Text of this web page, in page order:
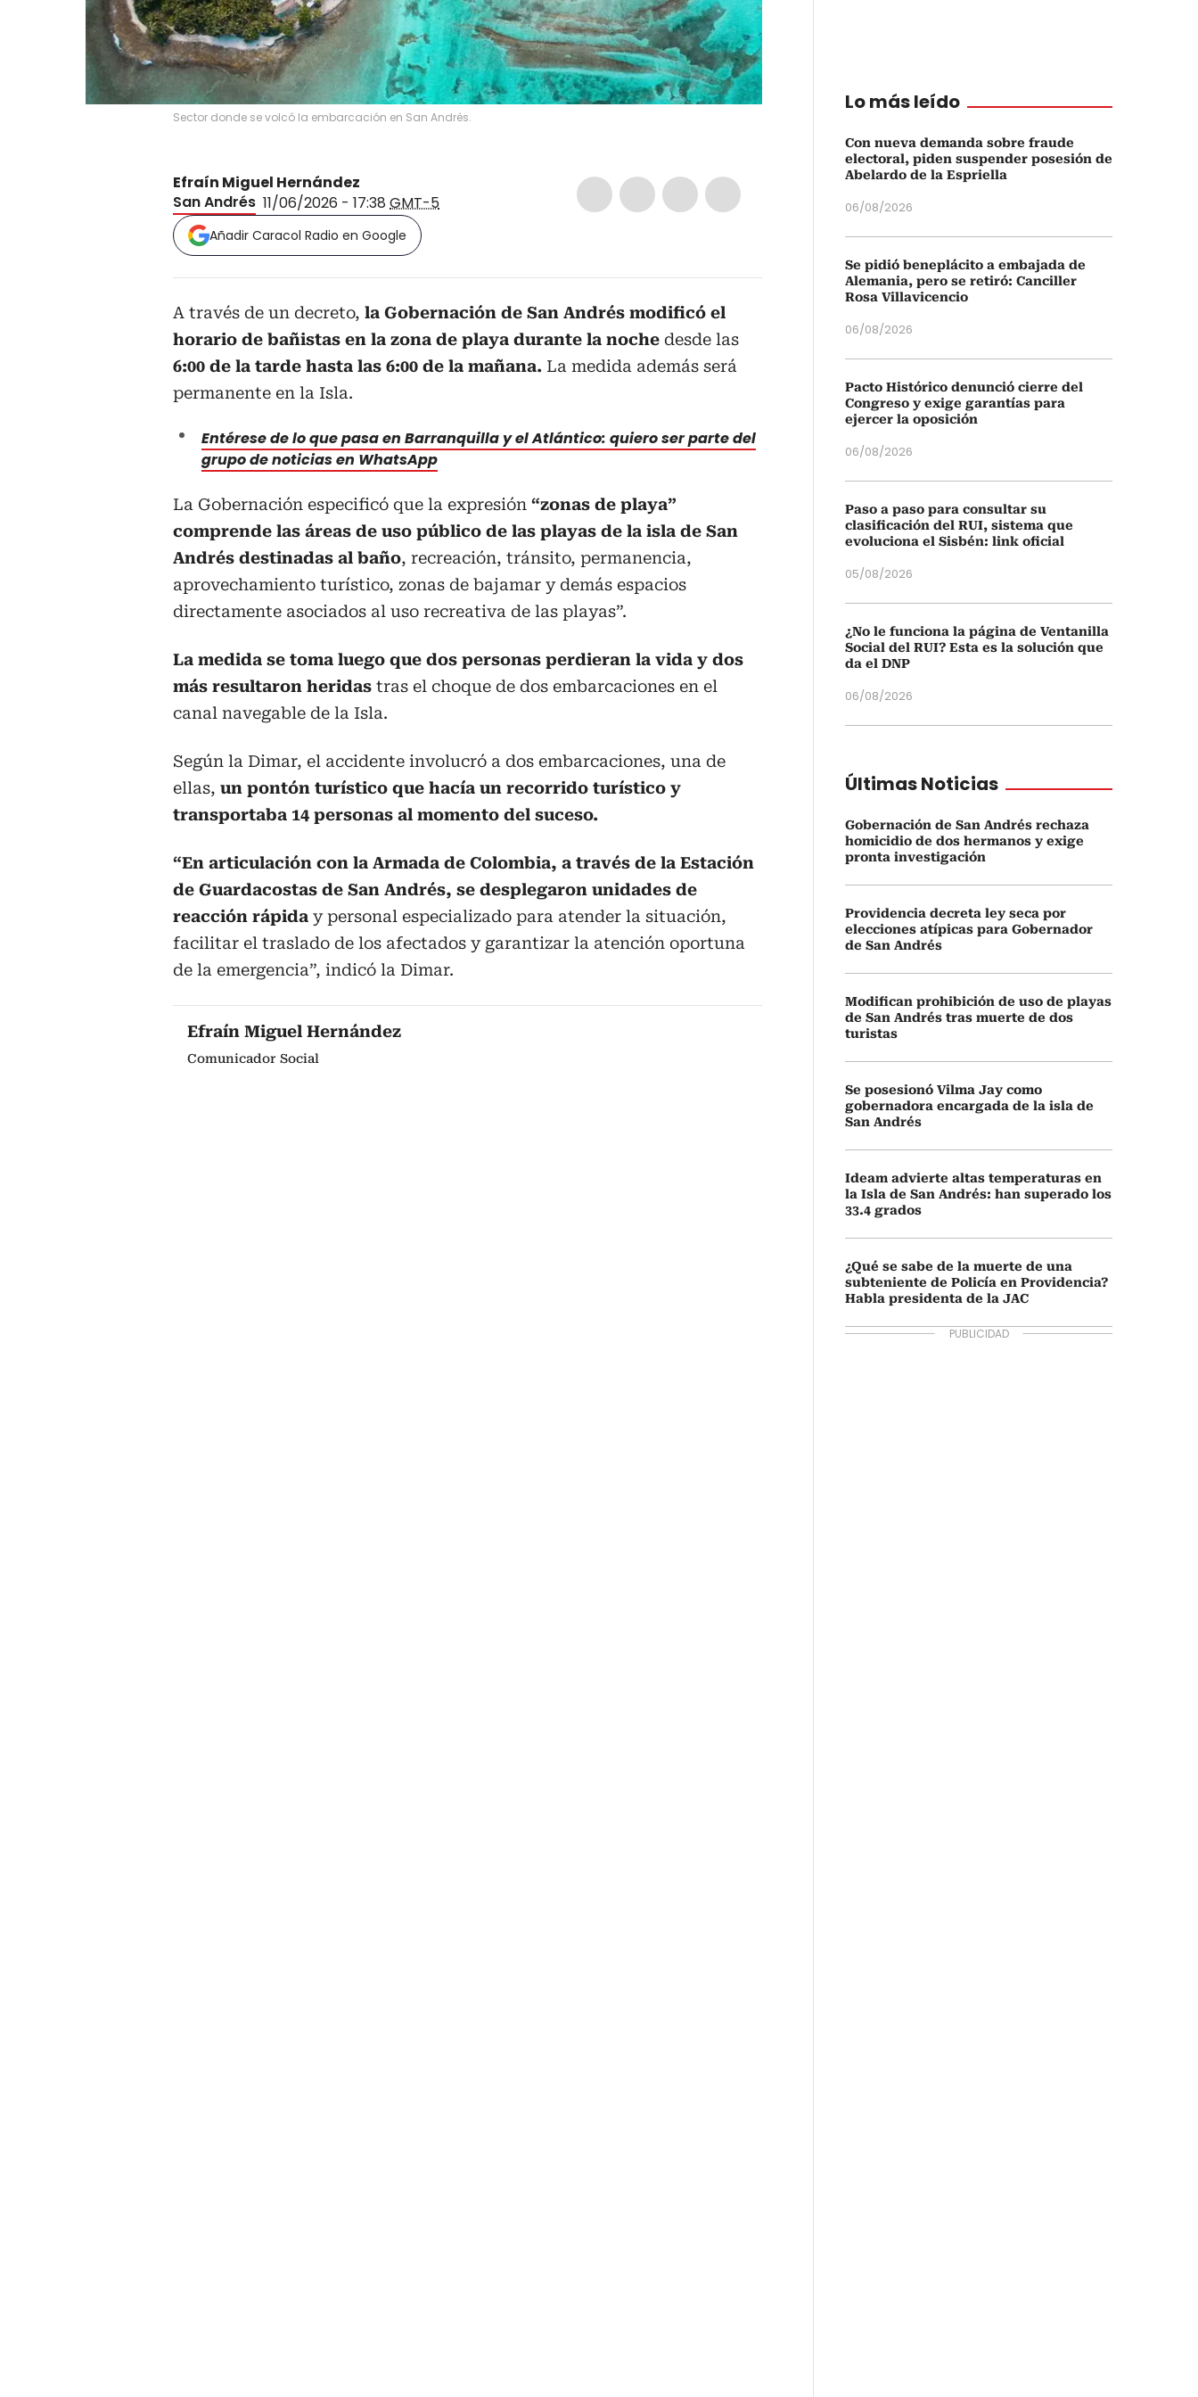
Sector donde se volcó la embarcación en San Andrés.
Efraín Miguel Hernández
San Andrés 11/06/2026 - 17:38 GMT-5
Añadir Caracol Radio en Google
A través de un decreto, la Gobernación de San Andrés modificó el
horario de bañistas en la zona de playa durante la noche desde las
6:00 de la tarde hasta las 6:00 de la mañana. La medida además será
permanente en la Isla.
Entérese de lo que pasa en Barranquilla y el Atlántico: quiero ser parte del
grupo de noticias en WhatsApp
La Gobernación especificó que la expresión “zonas de playa”
comprende las áreas de uso público de las playas de la isla de San
Andrés destinadas al baño, recreación, tránsito, permanencia,
aprovechamiento turístico, zonas de bajamar y demás espacios
directamente asociados al uso recreativa de las playas”.
La medida se toma luego que dos personas perdieran la vida y dos
más resultaron heridas tras el choque de dos embarcaciones en el
canal navegable de la Isla.
Según la Dimar, el accidente involucró a dos embarcaciones, una de
ellas, un pontón turístico que hacía un recorrido turístico y
transportaba 14 personas al momento del suceso.
“En articulación con la Armada de Colombia, a través de la Estación
de Guardacostas de San Andrés, se desplegaron unidades de
reacción rápida y personal especializado para atender la situación,
facilitar el traslado de los afectados y garantizar la atención oportuna
de la emergencia”, indicó la Dimar.
Efraín Miguel Hernández
Comunicador Social
Lo más leído
Con nueva demanda sobre fraude
electoral, piden suspender posesión de
Abelardo de la Espriella
06/08/2026
Se pidió beneplácito a embajada de
Alemania, pero se retiró: Canciller
Rosa Villavicencio
06/08/2026
Pacto Histórico denunció cierre del
Congreso y exige garantías para
ejercer la oposición
06/08/2026
Paso a paso para consultar su
clasificación del RUI, sistema que
evoluciona el Sisbén: link oficial
05/08/2026
¿No le funciona la página de Ventanilla
Social del RUI? Esta es la solución que
da el DNP
06/08/2026
Últimas Noticias
Gobernación de San Andrés rechaza
homicidio de dos hermanos y exige
pronta investigación
Providencia decreta ley seca por
elecciones atípicas para Gobernador
de San Andrés
Modifican prohibición de uso de playas
de San Andrés tras muerte de dos
turistas
Se posesionó Vilma Jay como
gobernadora encargada de la isla de
San Andrés
Ideam advierte altas temperaturas en
la Isla de San Andrés: han superado los
33.4 grados
¿Qué se sabe de la muerte de una
subteniente de Policía en Providencia?
Habla presidenta de la JAC